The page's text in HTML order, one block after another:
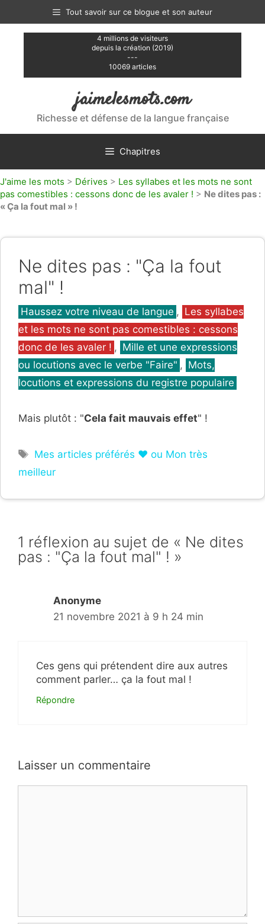
contenu
Tout savoir sur ce blogue et son auteur
4 millions de visiteurs
depuis la création (2019)
---
10069 articles
jaimelesmots.com
Richesse et défense de la langue française
Chapitres
J'aime les mots > Dérives > Les syllabes et les mots ne sont
pas comestibles : cessons donc de les avaler ! > Ne dites pas :
« Ça la fout mal » !
Ne dites pas : "Ça la fout
mal" !
Catégories
Haussez votre niveau de langue , Les syllabes
et les mots ne sont pas comestibles : cessons
donc de les avaler ! , Mille et une expressions
ou locutions avec le verbe "Faire" , Mots,
locutions et expressions du registre populaire
Mais plutôt : "Cela fait mauvais effet" !
Étiquettes
Mes articles préférés ❤ ou Mon très
meilleur
1 réflexion au sujet de « Ne dites
pas : "Ça la fout mal" ! »
Anonyme
21 novembre 2021 à 9 h 24 min
Ces gens qui prétendent dire aux autres
comment parler… ça la fout mal !
Répondre
Laisser un commentaire